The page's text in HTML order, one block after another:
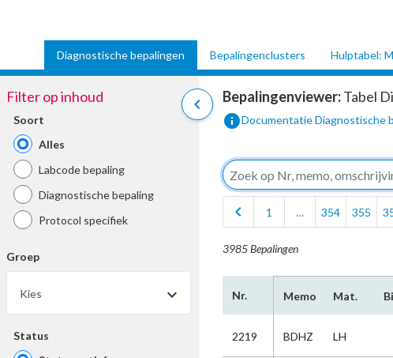
Diagnostische bepalingen Bepalingenclusters Hulptabel:
chevron_left
Filter op inhoud
Soort
Alles
Labcode bepaling
Diagnostische bepaling
Protocol specifiek
Groep
Kies
Status
Bepalingenviewer:Tabel
infoDocumentatie Diagnostische
chevron_left
1 … 354 355
3985 Bepalingen
Nr. Memo Mat.
2219 BDHZ LH